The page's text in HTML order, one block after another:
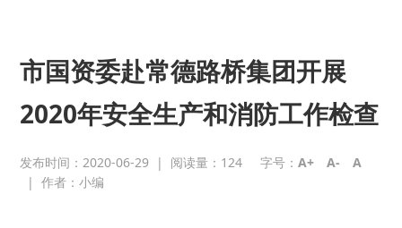
市国资委赴常德路桥集团开展
2020年安全生产和消防工作检查
发布时间：2020-06-29 | 阅读量： 124 字号：A+ A-
A
|作者：小编